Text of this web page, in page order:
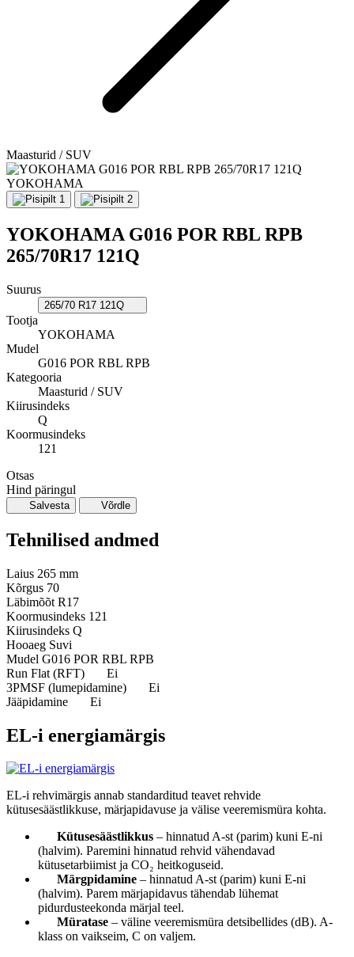
Maasturid / SUV
YOKOHAMA
YOKOHAMA G016 POR RBL RPB
265/70R17 121Q
Suurus
265/70 R17 121Q
Tootja
YOKOHAMA
Mudel
G016 POR RBL RPB
Kategooria
Maasturid / SUV
Kiirusindeks
Q
Koormusindeks
121
Otsas
Hind päringul
Salvesta Võrdle
Tehnilised andmed
Laius 265 mm
Kõrgus 70
Läbimõõt R17
Koormusindeks 121
Kiirusindeks Q
Hooaeg Suvi
Mudel G016 POR RBL RPB
Run Flat (RFT)
Ei
3PMSF (lumepidamine)
Ei
Jääpidamine
Ei
EL-i energiamärgis
EL-i rehvimärgis annab standarditud teavet rehvide
kütusesäästlikkuse, märjapidavuse ja välise veeremismüra kohta.
Kütusesäästlikkus – hinnatud A-st (parim) kuni E-ni
(halvim). Paremini hinnatud rehvid vähendavad
kütusetarbiimist ja CO₂ heitkoguseid.
Märgpidamine – hinnatud A-st (parim) kuni E-ni
(halvim). Parem märjapidavus tähendab lühemat
pidurdusteekonda märjal teel.
Müratase – väline veeremismüra detsibellides (dB). A-
klass on vaikseim, C on valjem.